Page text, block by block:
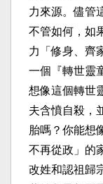
力來源。儘管
不管如何，如
力「修身、齊
一個『轉世靈
想像這個轉世
夫含憤自殺，
胎嗎？你能想
不再從政」的
改姓和認祖歸